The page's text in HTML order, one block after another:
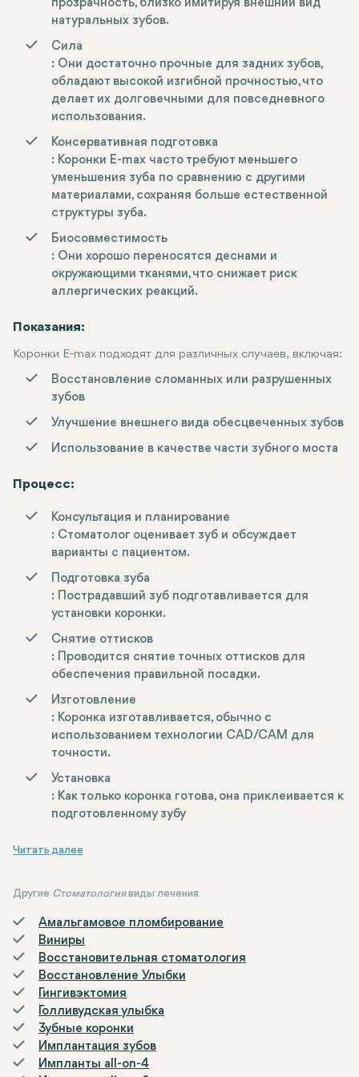
прозрачность, близко имитируя внешний вид
натуральных зубов.
Сила
: Они достаточно прочные для задних зубов,
обладают высокой изгибной прочностью, что
делает их долговечными для повседневного
использования.
Консервативная подготовка
: Коронки E-max часто требуют меньшего
уменьшения зуба по сравнению с другими
материалами, сохраняя больше естественной
структуры зуба.
Биосовместимость
: Они хорошо переносятся деснами и
окружающими тканями, что снижает риск
аллергических реакций.
Показания:
Коронки E-max подходят для различных случаев, включая:
Восстановление сломанных или разрушенных
зубов
Улучшение внешнего вида обесцвеченных зубов
Использование в качестве части зубного моста
Процесс:
Консультация и планирование
: Стоматолог оценивает зуб и обсуждает
варианты с пациентом.
Подготовка зуба
: Пострадавший зуб подготавливается для
установки коронки.
Снятие оттисков
: Проводится снятие точных оттисков для
обеспечения правильной посадки.
Изготовление
: Коронка изготавливается, обычно с
использованием технологии CAD/CAM для
точности.
Установка
: Как только коронка готова, она приклеивается к
подготовленному зубу
Другие Стоматологиявиды лечения
Амальгамовое пломбирование
Виниры
Восстановительная стоматология
Восстановление Улыбки
Гингивэктомия
Голливудская улыбка
Зубные коронки
Имплантация зубов
Импланты all-on-4